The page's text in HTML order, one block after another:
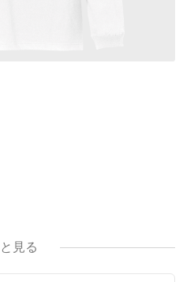
う。コーディネートを選ばな
見る